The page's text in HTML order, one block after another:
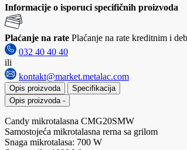
Informacije o isporuci specifičnih proizvoda
Plaćanje na rate Plaćanje na rate kreditnim i
032 40 40 40
ili
kontakt@market.metalac.com
Opis proizvoda
Specifikacija
Opis proizvoda -
Candy mikrotalasna CMG20SMW
Samostojeća mikrotalasna rerna sa grilom
Snaga mikrotalasa: 700 W